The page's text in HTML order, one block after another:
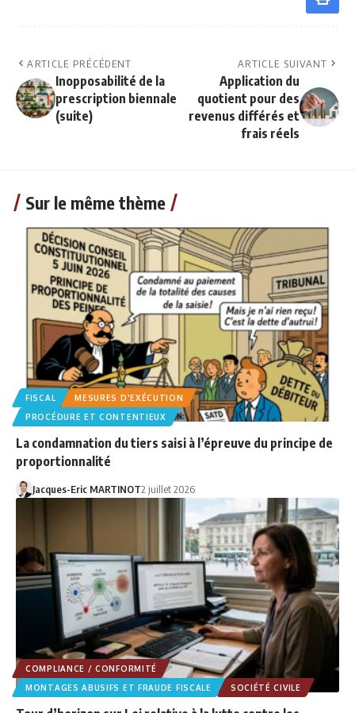
ARTICLE PRÉCÉDENT
Inopposabilité de la
prescription biennale
(suite)
ARTICLE SUIVANT
Application du
quotient pour des
revenus différés et
frais réels
Sur le même thème
FISCAL
MESURES D'EXÉCUTION
PROCÉDURE ET CONTENTIEUX
La condamnation du tiers saisi à l’épreuve du principe de
proportionnalité
Jacques-Eric MARTINOT2 juillet 2026
COMPLIANCE / CONFORMITÉ
MONTAGES ABUSIFS ET FRAUDE FISCALE
SOCIÉTÉ CIVILE